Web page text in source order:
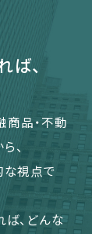
、
商品・不動
、
な視点で
、どんな